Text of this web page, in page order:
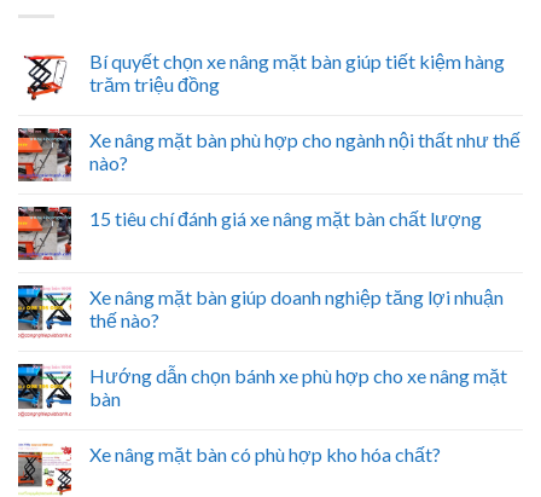
Bí quyết chọn xe nâng mặt bàn giúp tiết kiệm hàng
trăm triệu đồng
Xe nâng mặt bàn phù hợp cho ngành nội thất như thế
nào?
15 tiêu chí đánh giá xe nâng mặt bàn chất lượng
Xe nâng mặt bàn giúp doanh nghiệp tăng lợi nhuận
thế nào?
Hướng dẫn chọn bánh xe phù hợp cho xe nâng mặt
bàn
Xe nâng mặt bàn có phù hợp kho hóa chất?